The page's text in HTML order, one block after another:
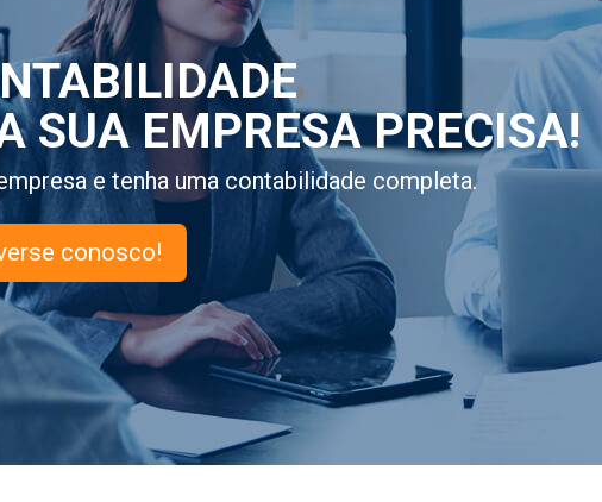
SUA EMPRESA PRECISA!
e tenha uma contabilidade completa.
conosco!